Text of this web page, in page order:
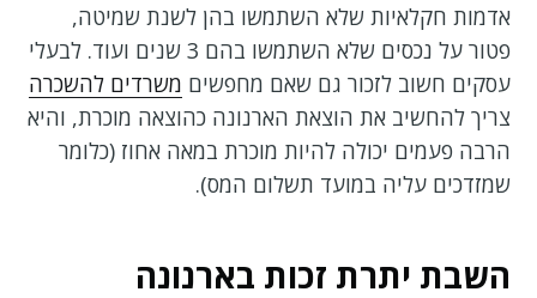
אדמות חקלאיות שלא השתמשו בהן לשנת שמיטה,
פטור על נכסים שלא השתמשו בהם 3 שנים ועוד. לבעלי
עסקים חשוב לזכור גם שאם מחפשים משרדים להשכרה
צריך להחשיב את הוצאת הארנונה כהוצאה מוכרת, והיא
הרבה פעמים יכולה להיות מוכרת במאה אחוז (כלומר
שמזדכים עליה במועד תשלום המס).
השבת יתרת זכות בארנונה